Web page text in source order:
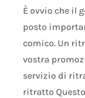
È ovvio che il
posto
comico. Un
vostra
servizio di
ritratto